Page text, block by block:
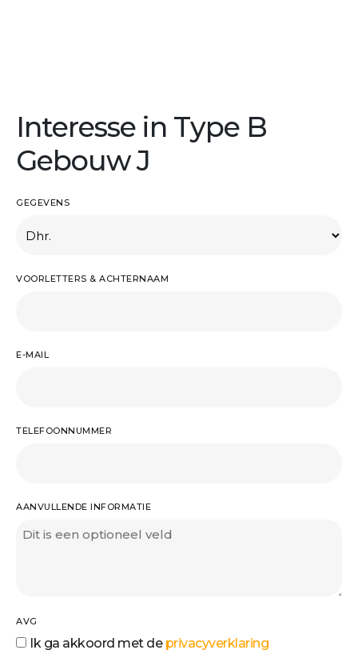
Interesse in Type B
Gebouw J
GEGEVENS
VOORLETTERS & ACHTERNAAM
E-MAIL
TELEFOONNUMMER
AANVULLENDE INFORMATIE
AVG
Ik ga akkoord met de privacyverklaring